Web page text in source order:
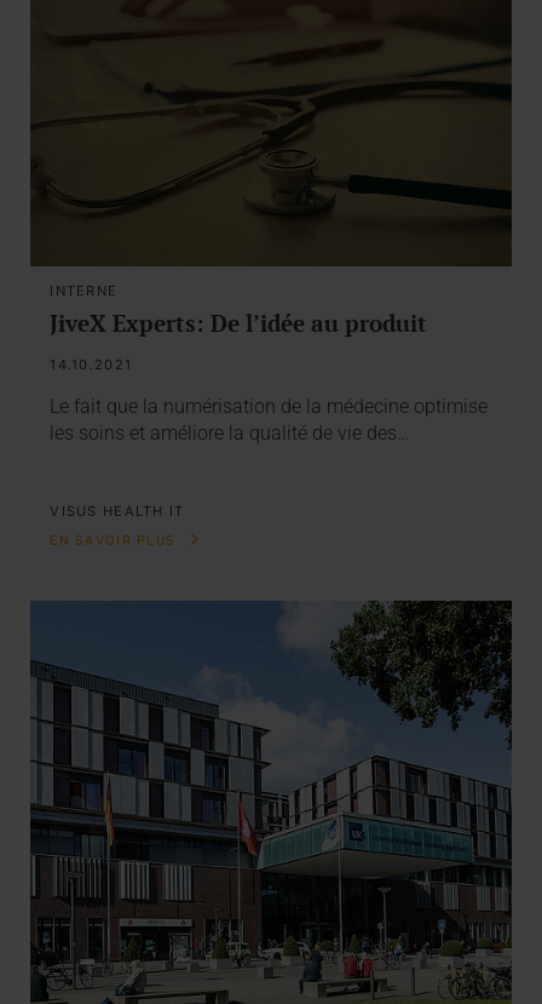
INTERNE
JiveX Experts: De l’idée au produit
14.10.2021
Le fait que la numérisation de la médecine optimise
les soins et améliore la qualité de vie des…
VISUS HEALTH IT
EN SAVOIR PLUS